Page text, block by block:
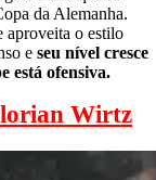
da Alemanha.
aproveita o estilo
e seu nível cresce
está ofensiva.
Wirtz